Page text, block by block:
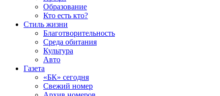
Образование
Кто есть кто?
Стиль жизни
Благотворительность
Среда обитания
Культура
Авто
Газета
«БК» сегодня
Свежий номер